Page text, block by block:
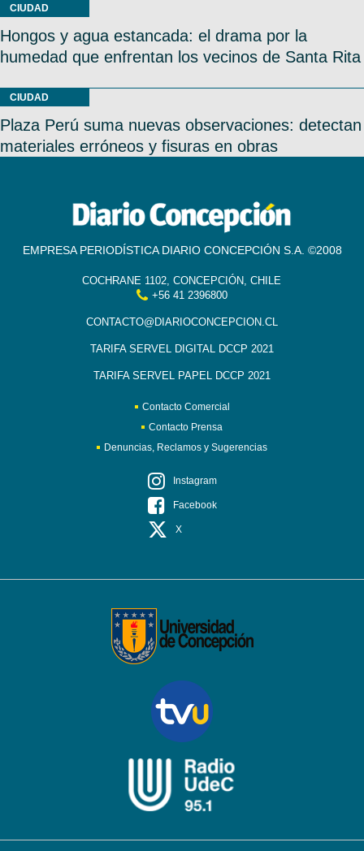
CIUDAD
Hongos y agua estancada: el drama por la
humedad que enfrentan los vecinos de Santa Rita
CIUDAD
Plaza Perú suma nuevas observaciones: detectan
materiales erróneos y fisuras en obras
EMPRESA PERIODÍSTICA DIARIO CONCEPCIÓN S.A. ©2008
COCHRANE 1102, CONCEPCIÓN, CHILE
+56 41 2396800
CONTACTO@DIARIOCONCEPCION.CL
TARIFA SERVEL DIGITAL DCCP 2021
TARIFA SERVEL PAPEL DCCP 2021
Contacto Comercial
Contacto Prensa
Denuncias, Reclamos y Sugerencias
Instagram
Facebook
X